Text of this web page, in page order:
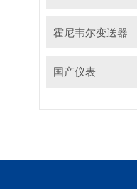
霍尼韦尔变送器
国产仪表